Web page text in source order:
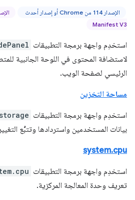
الإصدار 114 من Chrome أو إصدار أحدث
Manifest V3
استخدِم واجهة برمجة التطبيقات
لاستضافة المحتوى في اللوحة الجانبية
الرئيسي لصفحة الويب.
مساحة التخزين
استخدِم واجهة برمجة التطبيقات
بيانات المستخدمين واستردادها وتتبُّع
system.cpu
استخدِم واجهة برمجة التطبيقات
تعريف وحدة المعالجة المركزية.